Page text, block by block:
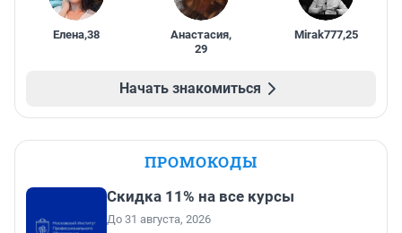
Елена,38 Анастасия,
29
Mirak777,25
Начать знакомиться
ПРОМОКОДЫ
Скидка 11% на все курсы
До 31 августа, 2026